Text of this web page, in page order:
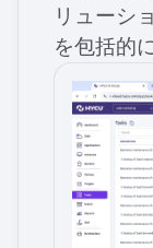
リューシ
を包括的